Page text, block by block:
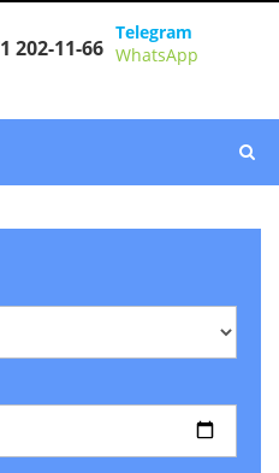
202-11-66
Telegram
WhatsApp